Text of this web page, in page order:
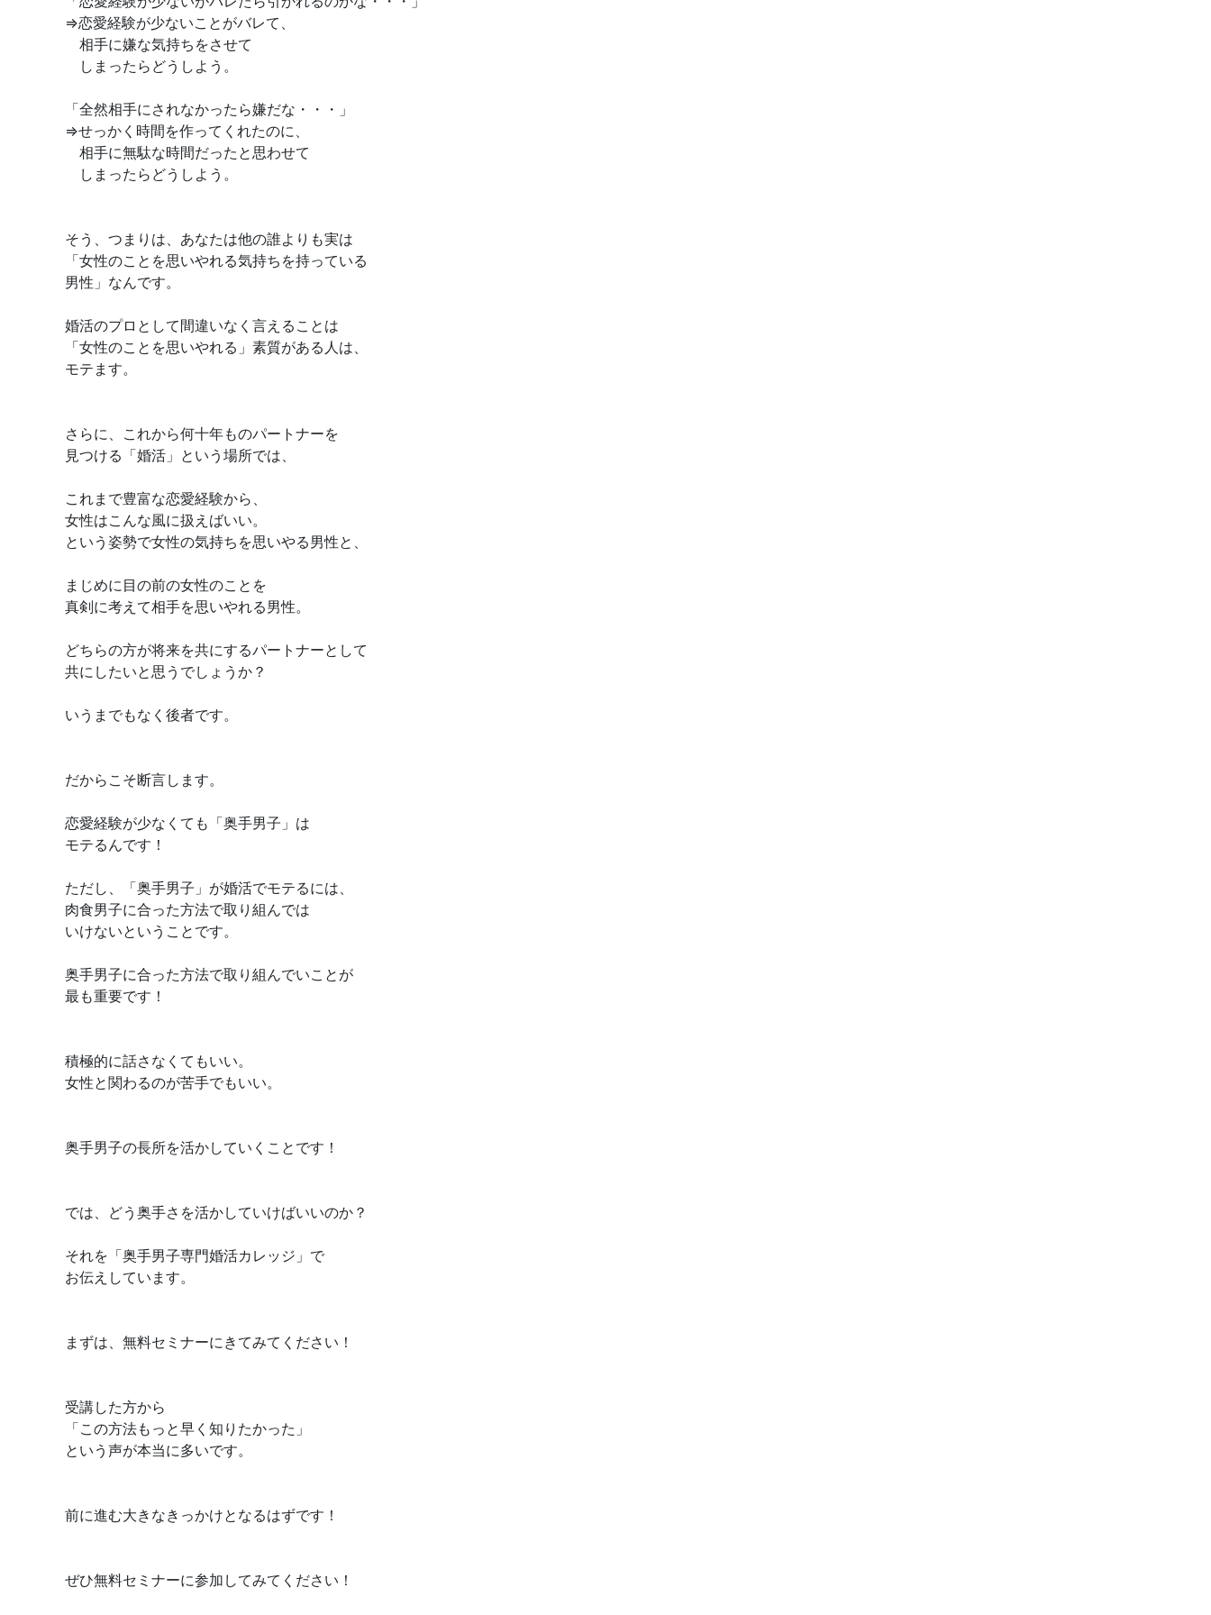
⇒恋愛経験が少ないことがバレて、
相手に嫌な気持ちをさせて
しまったらどうしよう。
「全然相手にされなかったら嫌だな・・・」
⇒せっかく時間を作ってくれたのに、
相手に無駄な時間だったと思わせて
しまったらどうしよう。
そう、つまりは、あなたは他の誰よりも実は
「女性のことを思いやれる気持ちを持っている
男性」なんです。
婚活のプロとして間違いなく言えることは
「女性のことを思いやれる」素質がある人は、
モテます。
さらに、これから何十年ものパートナーを
見つける「婚活」という場所では、
これまで豊富な恋愛経験から、
女性はこんな風に扱えばいい。
という姿勢で女性の気持ちを思いやる男性と、
まじめに目の前の女性のことを
真剣に考えて相手を思いやれる男性。
どちらの方が将来を共にするパートナーとして
共にしたいと思うでしょうか？
いうまでもなく後者です。
だからこそ断言します。
恋愛経験が少なくても「奥手男子」は
モテるんです！
ただし、「奥手男子」が婚活でモテるには、
肉食男子に合った方法で取り組んでは
いけないということです。
奥手男子に合った方法で取り組んでいことが
最も重要です！
積極的に話さなくてもいい。
女性と関わるのが苦手でもいい。
奥手男子の長所を活かしていくことです！
では、どう奥手さを活かしていけばいいのか？
それを「奥手男子専門婚活カレッジ」で
お伝えしています。
まずは、無料セミナーにきてみてください！
受講した方から
「この方法もっと早く知りたかった」
という声が本当に多いです。
前に進む大きなきっかけとなるはずです！
ぜひ無料セミナーに参加してみてください！